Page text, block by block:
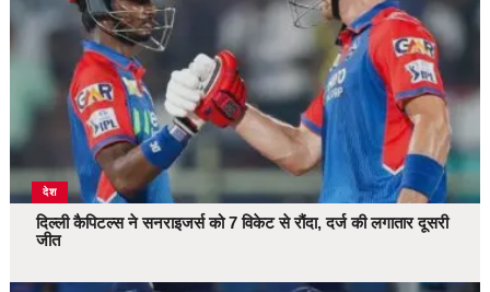
देश
दिल्ली कैपिटल्स ने सनराइजर्स को 7 विकेट से रौंदा, दर्ज की लगातार दूसरी
जीत